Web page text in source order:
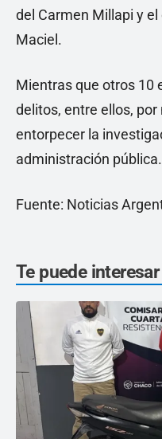
del Carmen Millapi y
Maciel.
Mientras que otros 10
delitos, entre ellos,
entorpecer la
administración pública.
Fuente: Noticias
Te puede interesar